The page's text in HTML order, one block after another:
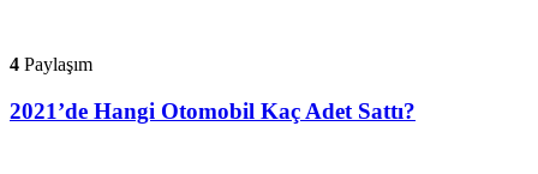
4 Paylaşım
2021’de Hangi Otomobil Kaç Adet Sattı?